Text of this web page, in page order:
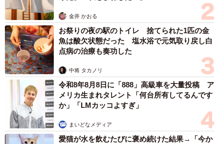
金井 かおる
お祭りの夜の駅のトイレ 捨てられた1匹の金
魚は酸欠状態だった 塩水浴で元気取り戻し白
点病の治療も奏功した
中将 タカノリ
令和8年8月8日に「888」高級車を大量投稿 ア
メリカ生まれタレント「何台所有してるんです
か」「LMカッコよすぎ」
まいどなメディア
愛猫が水を飲むたびに褒め続けた結果→「今か